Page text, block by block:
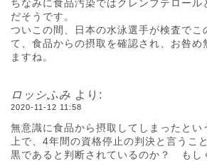
ちなみに食品汚染ではクレンブテロール
だそうです。
ついこの間、日本の水泳選手が検査でこ
て、食品からの摂取を確認され、お咎め
ますね。
ロッシふみ より:
2020-11-12 11:58
無意識に食品から摂取してしまったとい
上で、4年間の資格停止の判決と言うこ
黒であると判断されているのか？ もし